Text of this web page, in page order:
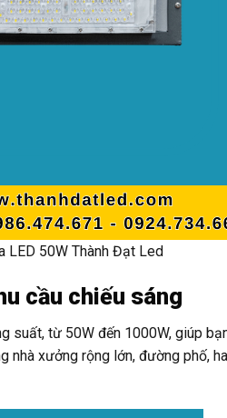
LED 50W Thành Đạt Led
cầu chiếu sáng
suất, từ 50W đến 1000W, giúp
nhà xưởng rộng lớn, đường phố,